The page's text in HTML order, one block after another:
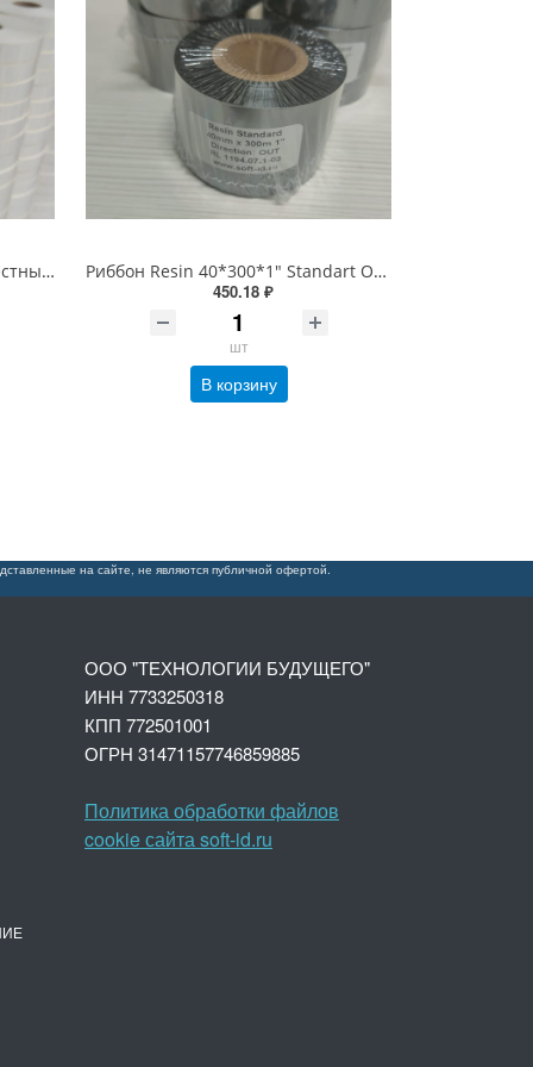
Этикетка 20*20 мм/5000 шт Честный знак, втулка 40/76 мм, PP Полипропиленовая Белая Глянцевая (20х20 этикетка)
Риббон Resin 40*300*1" Standart OUT Черный
450.18 ₽
шт
В корзину
на сайте, не являются публичной офертой.
ООО "ТЕХНОЛОГИИ БУДУЩЕГО"
ИНН 7733250318
КПП 772501001
ОГРН 31471157746859885
Политика обработки файлов
cookie сайта soft-id.ru